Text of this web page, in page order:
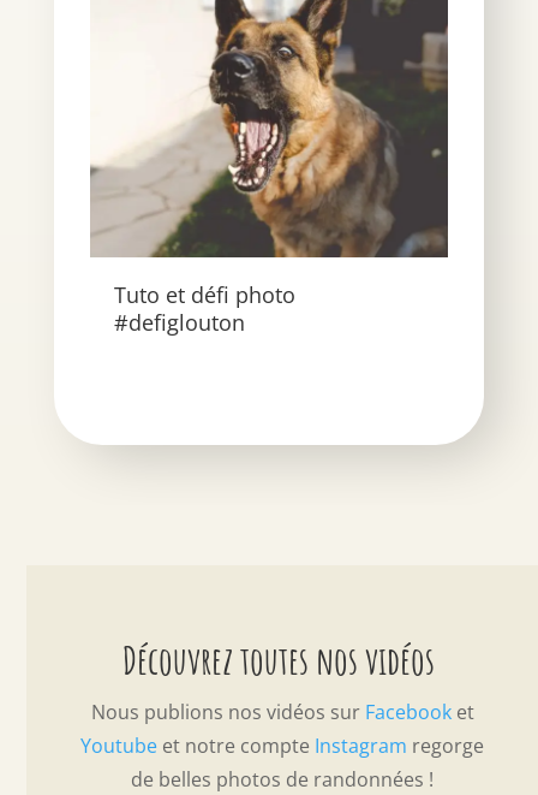
Tuto et défi photo
#defiglouton
Découvrez toutes nos vidéos
Nous publions nos vidéos sur Facebooket
Youtube et notre compte Instagram regorge
de belles photos de randonnées !